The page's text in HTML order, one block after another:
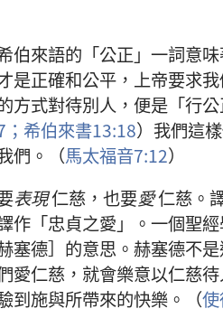
伯來語的 「公正」 一詞意
是正確和公平 ， 上帝要求
方式對待別人 ， 便是 「行
希伯來書13:18） 我們這樣
們 。（馬太福音7:12）
表現仁慈 ， 也要愛仁慈 。
作 「忠貞之愛 」。 一個聖經
塞德］ 的意思 。 赫塞德不是
愛仁慈 ， 就會樂意以仁慈待
到施與所帶來的快樂 。（